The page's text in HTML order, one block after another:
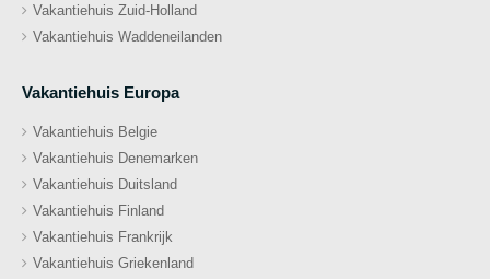
Vakantiehuis Zuid-Holland
Vakantiehuis Waddeneilanden
Vakantiehuis Europa
Vakantiehuis Belgie
Vakantiehuis Denemarken
Vakantiehuis Duitsland
Vakantiehuis Finland
Vakantiehuis Frankrijk
Vakantiehuis Griekenland